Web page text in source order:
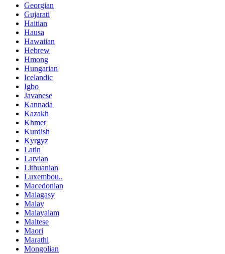
Georgian
Gujarati
Haitian
Hausa
Hawaiian
Hebrew
Hmong
Hungarian
Icelandic
Igbo
Javanese
Kannada
Kazakh
Khmer
Kurdish
Kyrgyz
Latin
Latvian
Lithuanian
Luxembou..
Macedonian
Malagasy
Malay
Malayalam
Maltese
Maori
Marathi
Mongolian